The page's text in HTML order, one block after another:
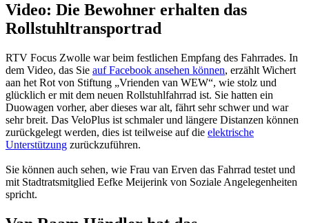
Video: Die Bewohner erhalten das
Rollstuhltransportrad
RTV Focus Zwolle war beim festlichen Empfang des Fahrrades. In
dem Video, das Sie auf Facebook ansehen können, erzählt Wichert
aan het Rot von Stiftung „Vrienden van WEW“, wie stolz und
glücklich er mit dem neuen Rollstuhlfahrrad ist. Sie hatten ein
Duowagen vorher, aber dieses war alt, fährt sehr schwer und war
sehr breit. Das VeloPlus ist schmaler und längere Distanzen können
zurückgelegt werden, dies ist teilweise auf die elektrische
Unterstützung zurückzuführen.
Sie können auch sehen, wie Frau van Erven das Fahrrad testet und
mit Stadtratsmitglied Eefke Meijerink von Soziale Angelegenheiten
spricht.